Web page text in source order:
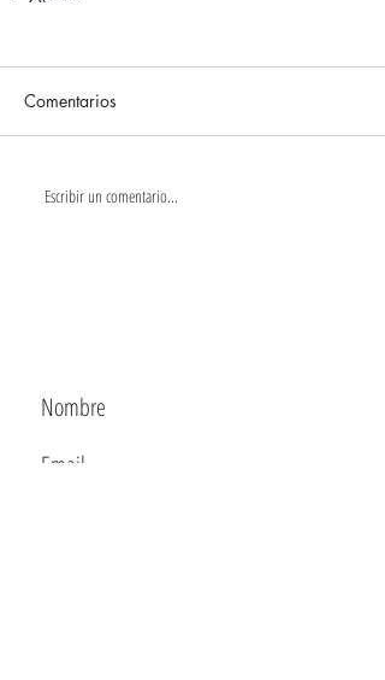
Comentarios
Escribir un comentario...